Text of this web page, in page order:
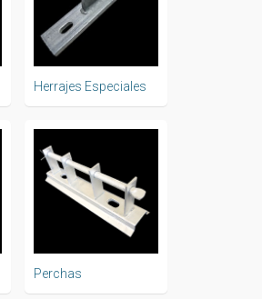
Herrajes Especiales
Perchas